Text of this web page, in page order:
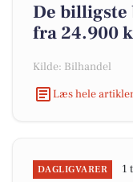
De billigste
fra 24.900
Kilde: Bilhandel
Læs hele
DAGLIGVARER 1